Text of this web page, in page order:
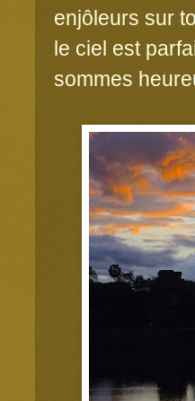
enjôleurs sur
le ciel est
sommes